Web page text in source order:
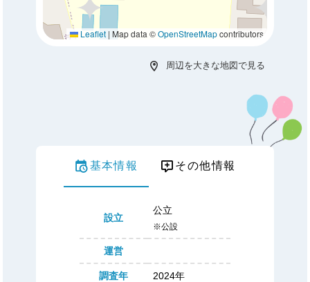
Leaflet | Map data ©OpenStreetMapcontributors
周辺を大きな地図で見る
基本情報 その他情報
設立
公立
※公設
運営
調査年 2024年